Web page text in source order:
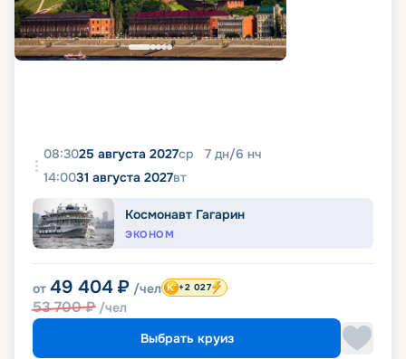
08:3025 августа 2027ср 7 дн/6 нч
14:0031 августа 2027вт
Космонавт Гагарин
ЭКОНОМ
от 49 404 ₽ /чел
53 700₽ /чел
+2 027
Выбрать круиз